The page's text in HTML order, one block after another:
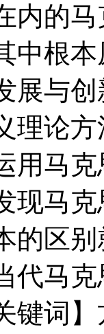
内的
中根
展与
理论
用马
现马
的区
代马
键词